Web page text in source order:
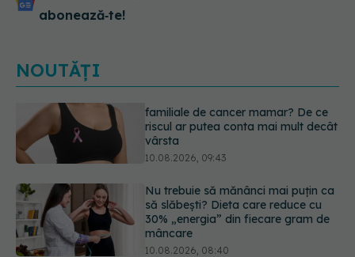
abonează‑te!
NOUTĂȚI
Nu trebuie să mănânci mai puțin ca
să slăbești? Dieta care reduce cu
30% „energia” din fiecare gram de
10.08.2026, 08:40
Reclamele din platformele medicale
AI pot influența prescrierea
medicamentelor